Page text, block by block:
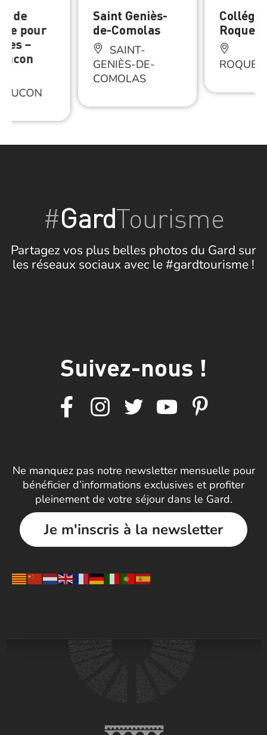
de
pour
–
Saint Geniès-
de-Comolas
SAINT-
GENIÈS-DE-
COMOLAS
#GardTourisme
Partagez vos plus belles photos du Gard sur
les réseaux sociaux avec le #gardtourisme !
Suivez-nous !
Ne manquez pas notre newsletter mensuelle pour
bénéficier d’informations exclusives et profiter
pleinement de votre séjour dans le Gard.
Je m'inscris à la newsletter